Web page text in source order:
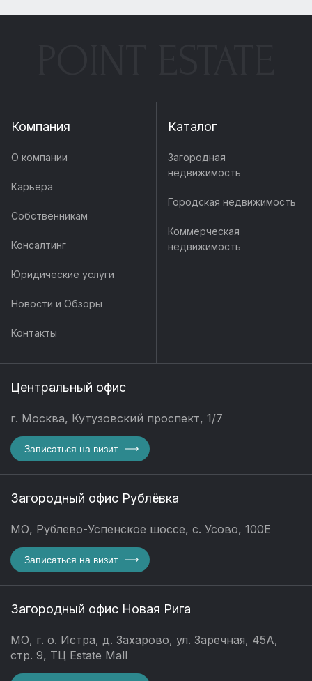
Компания
О компании
Карьера
Собственникам
Консалтинг
Юридические услуги
Новости и Обзоры
Контакты
Каталог
Загородная
недвижимость
Городская недвижимость
Коммерческая
недвижимость
Центральный офис
г. Москва, Кутузовский проспект, 1/7
Записаться на визит
Загородный офис Рублёвка
МО, Рублево-Успенское шоссе, с. Усово, 100Е
Записаться на визит
Загородный офис Новая Рига
МО, г. о. Истра, д. Захарово, ул. Заречная, 45А,
стр. 9, ТЦ Estate Mall